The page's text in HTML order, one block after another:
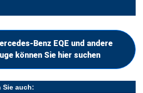
Benz EQE und andere
können Sie hier suchen
Sie auch: